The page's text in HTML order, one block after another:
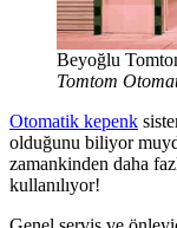
Beyoğlu
Tomtom
Otomatik kepenk
olduğunu biliyor
zamankinden daha
kullanılıyor!